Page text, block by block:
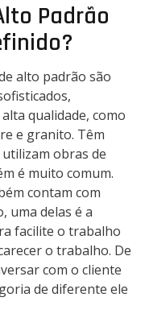
Padrão
alto padrão são
qualidade, como
e granito. Têm
obras de
é muito comum.
contam com
uma delas é a
facilite o trabalho
o trabalho. De
com o cliente
de diferente ele